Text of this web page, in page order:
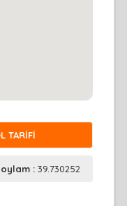
TARİFİ
: 39.730252